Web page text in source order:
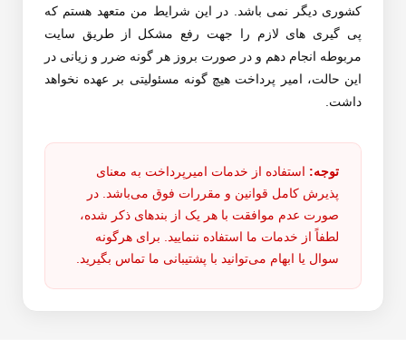
کشوری دیگر نمی باشد. در این شرایط من متعهد هستم که
پی گیری های لازم را جهت رفع مشکل از طریق سایت
مربوطه انجام دهم و در صورت بروز هر گونه ضرر و زیانی در
این حالت، امیر پرداخت هیچ گونه مسئولیتی بر عهده نخواهد
داشت.
توجه: استفاده از خدمات امیرپرداخت به معنای
پذیرش کامل قوانین و مقررات فوق می‌باشد. در
صورت عدم موافقت با هر یک از بندهای ذکر شده،
لطفاً از خدمات ما استفاده ننمایید. برای هرگونه
سوال یا ابهام می‌توانید با پشتیبانی ما تماس بگیرید.